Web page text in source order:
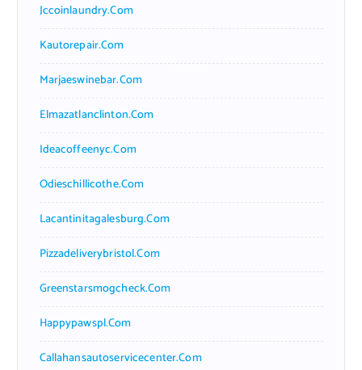
Jccoinlaundry.com
Kautorepair.com
Marjaeswinebar.com
Elmazatlanclinton.com
Ideacoffeenyc.com
Odieschillicothe.com
Lacantinitagalesburg.com
Pizzadeliverybristol.com
Greenstarsmogcheck.com
Happypawspl.com
Callahansautoservicecenter.com